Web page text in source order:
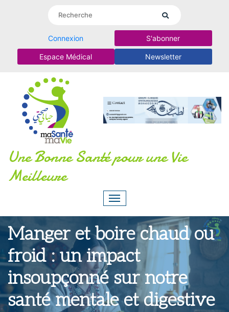
Connexion S'abonner
Espace Médical Newsletter
Une Bonne Santé pour une Vie
Meilleure
Manger et boire chaud ou
froid : un impact
insoupçonné sur notre
santé mentale et digestive